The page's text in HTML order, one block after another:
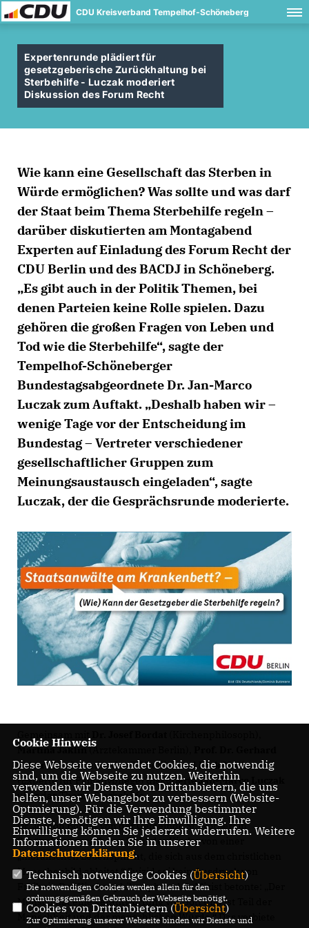
CDU Kreisverband Tempelhof-Schöneberg
Expertenrunde plädiert für
gesetzgeberische Zurückhaltung bei
Sterbehilfe - Luczak moderiert
Diskussion des Forum Recht
Wie kann eine Gesellschaft das Sterben in
Würde ermöglichen? Was sollte und was darf
der Staat beim Thema Sterbehilfe regeln –
darüber diskutierten am Montagabend
Experten auf Einladung desForum Recht der
CDU Berlinund desBACDJin Schöneberg.
Es gibt auch in der Politik Themen, bei
denen Parteien keine Rolle spielen. Dazu
gehören die großen Fragen von Leben und
Tod wie die Sterbehilfe“, sagte der
Tempelhof-Schöneberger
BundestagsabgeordneteDr. Jan-Marco
Luczakzum Auftakt. „Deshalb haben wir –
wenige Tage vor der Entscheidung im
Bundestag – Vertreter verschiedener
gesellschaftlicher Gruppen zum
Meinungsaustausch eingeladen“, sagte
Luczak, der die Gesprächsrunde moderierte.
Martina Jaklin(Ärztekammer Berlin),
Seher(Strafrechtler der FU Berlin) und Dirk Müller
(Experte für Palliativpflege) diskutierteJan-Marco Luczak
über das Thema Sterbehilfe.
Dr. Joseph Bordat von der Gemeinde St. Norbert in
Schöneberg sprach aus Sicht der Kirche von einer
moralischen Lebenspflicht, die sich aus dem christlichen
Menschenbild ableitet.“ Suizid sei kein Ausdruck von
Freiheit. Der Kirchenphilosoph und Publizist betonte: „Der
Mensch hat eine Verantwortung vor Gott und ist Teil der
Menschheit und der menschlichen Würde.“ Das verbiete
Cookie Hinweis
Diese Webseite verwendet Cookies, die notwendig
sind, um die Webseite zu nutzen. Weiterhin
verwenden wir Dienste von Drittanbietern, die uns
helfen, unser Webangebot zu verbessern (Website-
Optmierung). Für die Verwendung bestimmter
Dienste, benötigen wir Ihre Einwilligung. Ihre
Einwilligung können Sie jederzeit widerrufen. Weitere
Informationen finden Sie in unserer
Datenschutzerklärung.
Technisch notwendige Cookies (Übersicht)
Die notwendigen Cookies werden allein für den
ordnungsgemäßen Gebrauch der Webseite benötigt.
Cookies von Drittanbietern (Übersicht)
Zur Optimierung unserer Webseite binden wir Dienste und